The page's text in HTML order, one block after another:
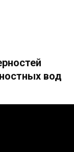
вод